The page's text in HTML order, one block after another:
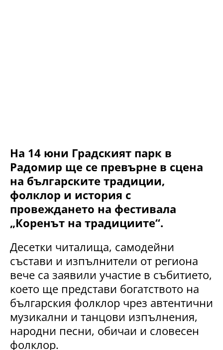
На 14 юни Градският парк в
Радомир ще се превърне в сцена
на българските традиции,
фолклор и история с
провеждането на фестивала
„Коренът на традициите“.
Десетки читалища, самодейни
състави и изпълнители от региона
вече са заявили участие в събитието,
което ще представи богатството на
българския фолклор чрез автентични
музикални и танцови изпълнения,
народни песни, обичаи и словесен
фолклор.